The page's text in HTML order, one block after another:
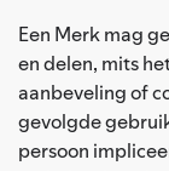
Een Merk mag
en delen, mits
aanbeveling of
gevolgde
persoon